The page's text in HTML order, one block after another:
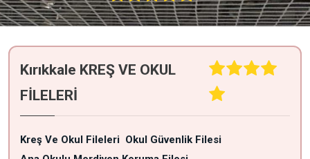
Kırıkkale KREŞ VE OKUL
FİLELERİ
Kreş Ve Okul Fileleri Okul Güvenlik Filesi